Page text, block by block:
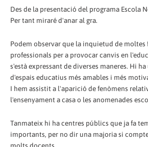
Des de la presentació del programa Escola
Per tant miraré d'anar al gra.
Podem observar que la inquietud de
professionals per a provocar canvis en
s'està expressant de diverses maneres. Hi
d'espais educatius més amables i més
I hem assistit a l'aparició de fenòmens
l'ensenyament a casa o les anomenades
Tanmateix hi ha centres públics que ja fa
importants, per no dir una majoria si